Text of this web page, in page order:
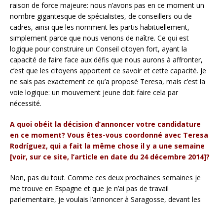
raison de force majeure: nous n’avons pas en ce moment un
nombre gigantesque de spécialistes, de conseillers ou de
cadres, ainsi que les nomment les partis habituellement,
simplement parce que nous venons de naître. Ce qui est
logique pour construire un Conseil citoyen fort, ayant la
capacité de faire face aux défis que nous aurons à affronter,
c’est que les citoyens apportent ce savoir et cette capacité. Je
ne sais pas exactement ce qu’a proposé Teresa, mais c’est la
voie logique: un mouvement jeune doit faire cela par
nécessité.
A quoi obéit la décision d’annoncer votre candidature
en ce moment? Vous êtes-vous coordonné avec Teresa
Rodríguez, qui a fait la même chose il y a une semaine
[voir, sur ce site, l’article en date du 24 décembre 2014]?
Non, pas du tout. Comme ces deux prochaines semaines je
me trouve en Espagne et que je n’ai pas de travail
parlementaire, je voulais l’annoncer à Saragosse, devant les